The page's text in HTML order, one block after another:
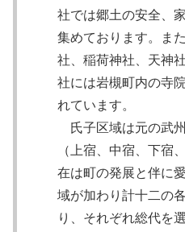
社では郷土の安全、
集めております。ま
社、稲荷神社、天神
社には岩槻町内の寺
れています。
氏子区域は元の武
（上宿、中宿、下宿
在は町の発展と伴に
域が加わり計十二の
り、それぞれ総代を